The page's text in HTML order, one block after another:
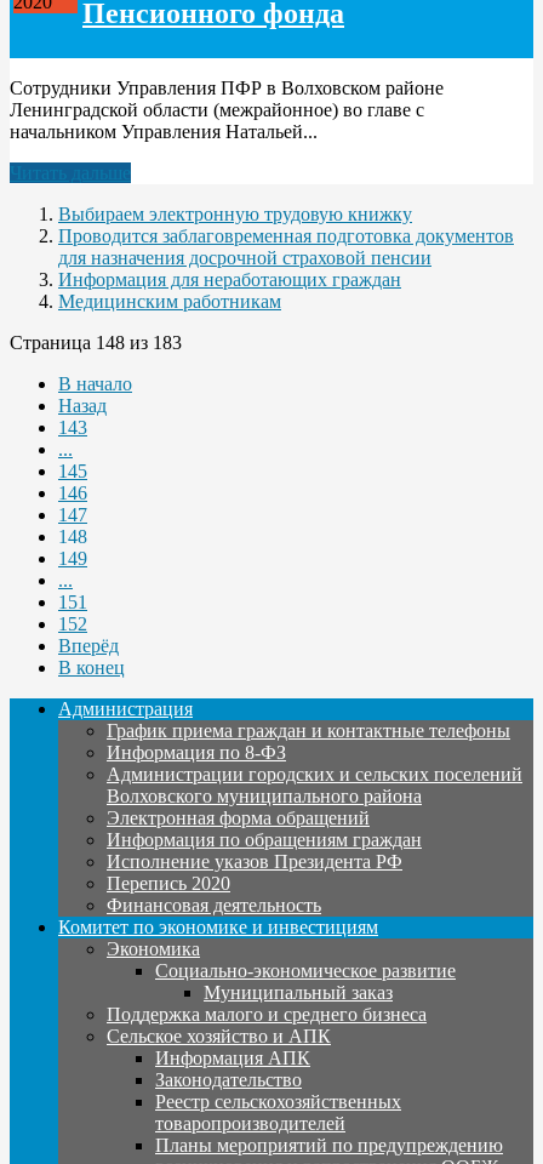
Пенсионного фонда
Сотрудники Управления ПФР в Волховском районе
Ленинградской области (межрайонное) во главе с
начальником Управления Натальей...
Читать дальше
Выбираем электронную трудовую книжку
Проводится заблаговременная подготовка документов
для назначения досрочной страховой пенсии
Информация для неработающих граждан
Медицинским работникам
Страница 148 из 183
В начало
Назад
143
...
145
146
147
148
149
...
151
152
Вперёд
В конец
Администрация
График приема граждан и контактные телефоны
Информация по 8-ФЗ
Администрации городских и сельских поселений
Волховского муниципального района
Электронная форма обращений
Информация по обращениям граждан
Исполнение указов Президента РФ
Перепись 2020
Финансовая деятельность
Комитет по экономике и инвестициям
Экономика
Социально-экономическое развитие
Муниципальный заказ
Поддержка малого и среднего бизнеса
Сельское хозяйство и АПК
Информация АПК
Законодательство
Реестр сельскохозяйственных
товаропроизводителей
Планы мероприятий по предупреждению